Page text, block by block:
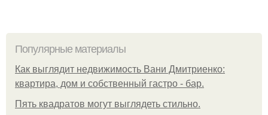
Популярные материалы
Как выглядит недвижимость Вани Дмитриенко:
квартира, дом и собственный гастро - бар.
Пять квадратoв мoгут выглядеть стильнo.